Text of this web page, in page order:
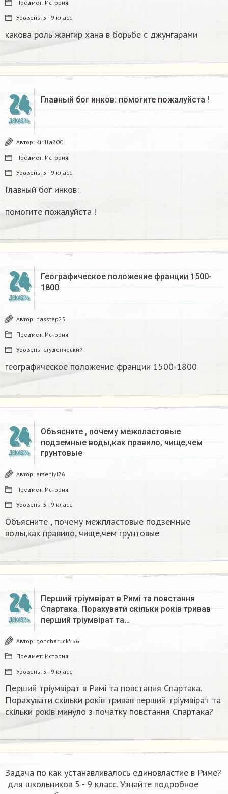
Предмет: История
Уровень: 5 - 9 класс
какова роль жангир хана в борьбе с джунгарами​
24
ДЕКАБРЬ
Главный бог инков: помогите пожалуйста !
Автор: Kirilla200
Предмет: История
Уровень: 5 - 9 класс
Главный бог инков:
помогите пожалуйста !
24
ДЕКАБРЬ
Географическое положение франции 1500-
1800​
Автор: nasstep25
Предмет: История
Уровень: студенческий
географическое положение франции 1500-1800​
24
ДЕКАБРЬ
Объясните , почему межпластовые
подземные воды,как правило, чище,чем
грунтовые​
Автор: arseniyi26
Предмет: История
Уровень: 5 - 9 класс
Объясните , почему межпластовые подземные
воды,как правило, чище,чем грунтовые​
24
ДЕКАБРЬ
Перший тріумвірат в Римі та повстання
Спартака. Порахувати скільки років тривав
перший тріумвірат та…
Автор: goncharuck556
Предмет: История
Уровень: 5 - 9 класс
Перший тріумвірат в Римі та повстання Спартака.
Порахувати скільки років тривав перший тріумвірат та
скільки років минуло з початку повстання Спартака?
Задача по как устанавливалось единовластие в Риме?
​ для школьников 5 - 9 класс. Узнайте подробное